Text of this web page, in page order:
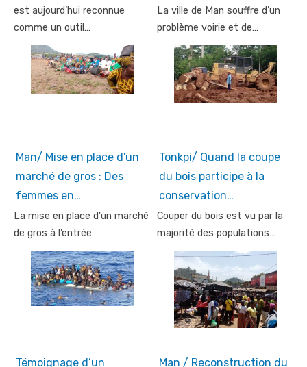
est aujourd’hui reconnue
comme un outil…
La ville de Man souffre d’un
problème voirie et de…
Man/ Mise en place d'un
marché de gros : Des
femmes en…
La mise en place d’un marché
de gros à l’entrée…
Tonkpi/ Quand la coupe
du bois participe à la
conservation…
Couper du bois est vu par la
majorité des populations…
Témoignage d’un Man / Reconstruction du